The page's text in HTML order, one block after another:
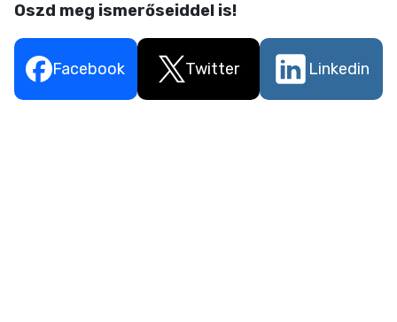
Oszd meg ismerőseiddel is!
Facebook Twitter Linkedin